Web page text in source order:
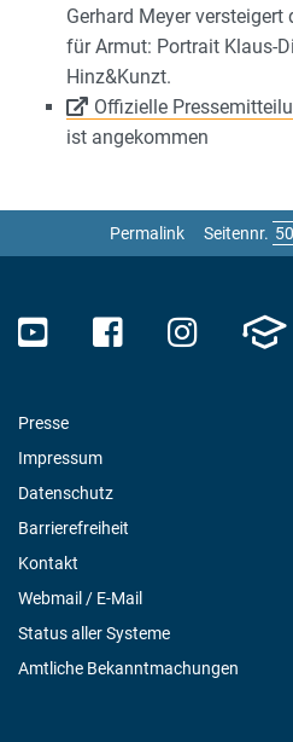
Gerhard Meyer
für Armut: Portrait Klaus-
Hinz&Kunzt.
Offizielle
ist angekommen
Permalink Seitennr.
Presse
Impressum
Datenschutz
Barrierefreiheit
Kontakt
Webmail / E-Mail
Status aller Systeme
Amtliche Bekanntmachungen